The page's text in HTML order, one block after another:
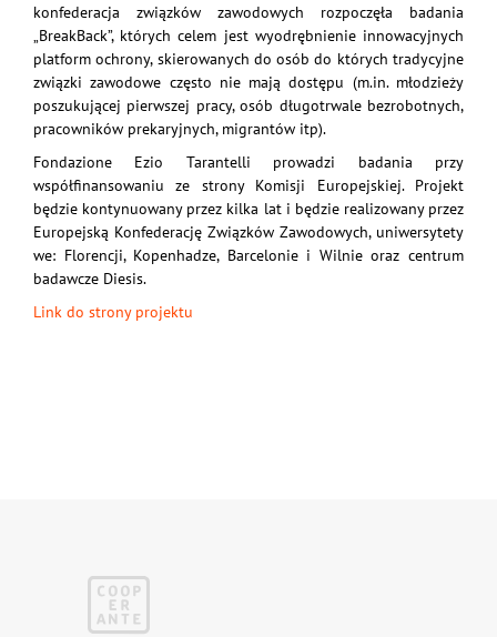
konfederacja związków zawodowych rozpoczęła badania
„BreakBack”, których celem jest wyodrębnienie innowacyjnych
platform ochrony, skierowanych do osób do których tradycyjne
związki zawodowe często nie mają dostępu (m.in. młodzieży
poszukującej pierwszej pracy, osób długotrwale bezrobotnych,
pracowników prekaryjnych, migrantów itp).
Fondazione Ezio Tarantelli prowadzi badania przy
współfinansowaniu ze strony Komisji Europejskiej. Projekt
będzie kontynuowany przez kilka lat i będzie realizowany przez
Europejską Konfederację Związków Zawodowych, uniwersytety
we: Florencji, Kopenhadze, Barcelonie i Wilnie oraz centrum
badawcze Diesis.
Link do strony projektu